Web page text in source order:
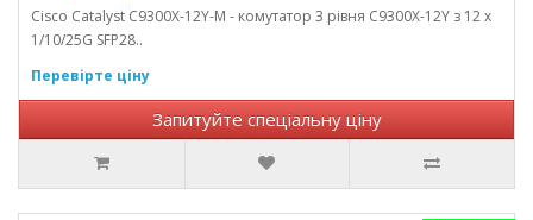
Cisco Catalyst C9300X-12Y-M - комутатор 3 рівня C9300X-12Y з 12 x
1/10/25G SFP28..
Перевірте ціну
Запитуйте спеціальну ціну